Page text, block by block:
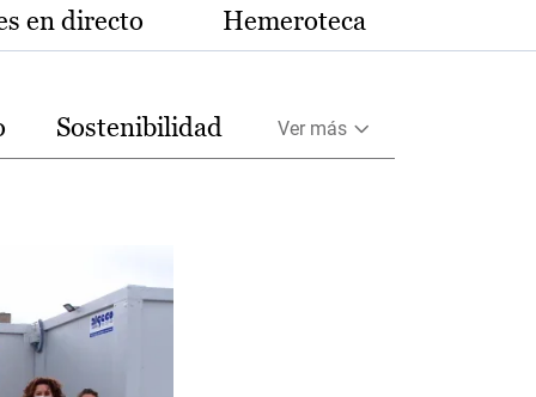
en directo Hemeroteca
Sostenibilidad Ver más